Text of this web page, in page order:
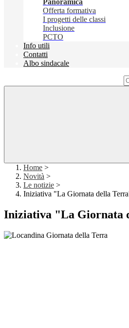
Panoramica
Offerta formativa
I progetti delle classi
Inclusione
PCTO
Info utili
Contatti
Albo sindacale
Home >
Novità >
Le notizie >
Iniziativa "La Giornata della
Iniziativa "La Giornata